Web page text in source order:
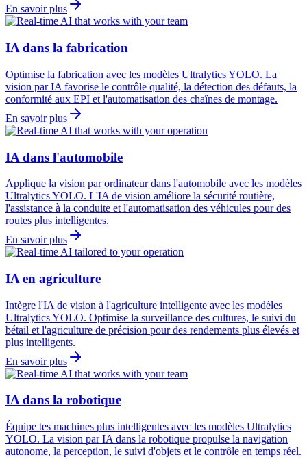
En savoir plus
IA dans la fabrication
Optimise la fabrication avec les modèles Ultralytics YOLO. La
vision par IA favorise le contrôle qualité, la détection des défauts, la
conformité aux EPI et l'automatisation des chaînes de montage.
En savoir plus
IA dans l'automobile
Applique la vision par ordinateur dans l'automobile avec les modèles
Ultralytics YOLO. L'IA de vision améliore la sécurité routière,
l'assistance à la conduite et l'automatisation des véhicules pour des
routes plus intelligentes.
En savoir plus
IA en agriculture
Intègre l'IA de vision à l'agriculture intelligente avec les modèles
Ultralytics YOLO. Optimise la surveillance des cultures, le suivi du
bétail et l'agriculture de précision pour des rendements plus élevés et
plus intelligents.
En savoir plus
IA dans la robotique
Équipe tes machines plus intelligentes avec les modèles Ultralytics
YOLO. La vision par IA dans la robotique propulse la navigation
autonome, la perception, le suivi d'objets et le contrôle en temps réel.